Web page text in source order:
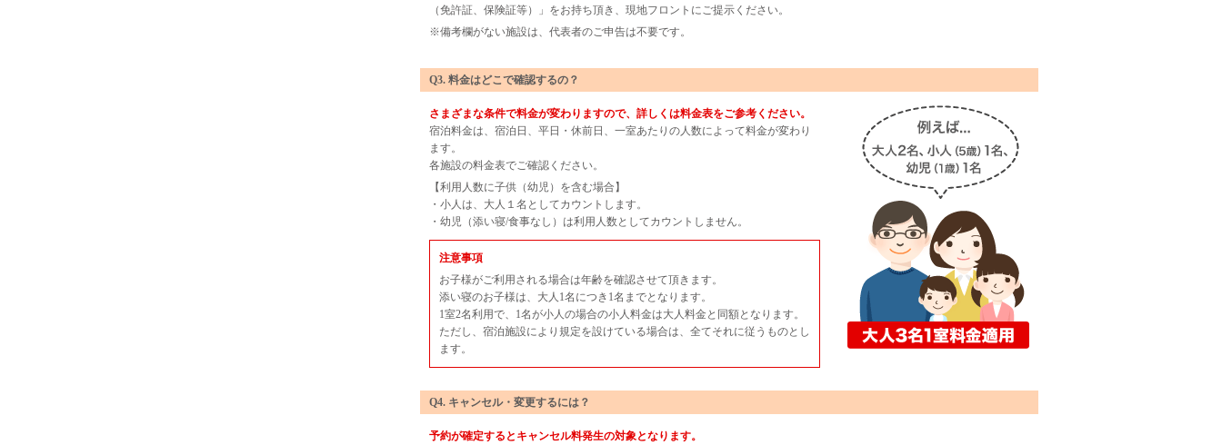
（免許証、保険証等）」をお持ち頂き、現地フロントにご提示ください。
※備考欄がない施設は、代表者のご申告は不要です。
Q3. 料金はどこで確認するの？
さまざまな条件で料金が変わりますので、詳しくは料金表をご参考ください。
宿泊料金は、宿泊日、平日・休前日、一室あたりの人数によって料金が変わり
ます。
各施設の料金表でご確認ください。
【利用人数に子供（幼児）を含む場合】
・小人は、大人１名としてカウントします。
・幼児（添い寝/食事なし）は利用人数としてカウントしません。
注意事項
お子様がご利用される場合は年齢を確認させて頂きます。
添い寝のお子様は、大人1名につき1名までとなります。
1室2名利用で、1名が小人の場合の小人料金は大人料金と同額となります。
ただし、宿泊施設により規定を設けている場合は、全てそれに従うものとし
ます。
Q4. キャンセル・変更するには？
予約が確定するとキャンセル料発生の対象となります。